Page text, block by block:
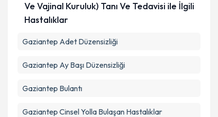
Ve Vajinal Kuruluk) Tanı Ve Tedavisi ile İlgili
Hastalıklar
Gaziantep Adet Düzensizliği
Gaziantep Ay Başı Düzensizliği
Gaziantep Bulantı
Gaziantep Cinsel Yolla Bulaşan Hastalıklar